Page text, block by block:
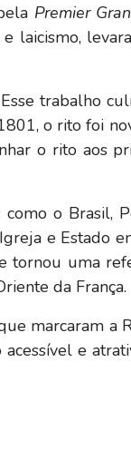
Premier
laicismo,
trabalho
o rito foi
o rito aos
como o Brasil,
e Estado
uma
da França.
marcaram a
e